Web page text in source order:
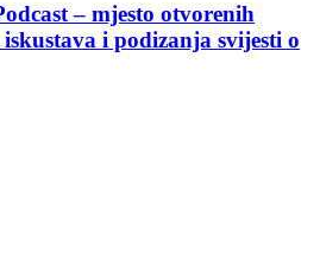
– mjesto otvorenih
i podizanja svijesti o